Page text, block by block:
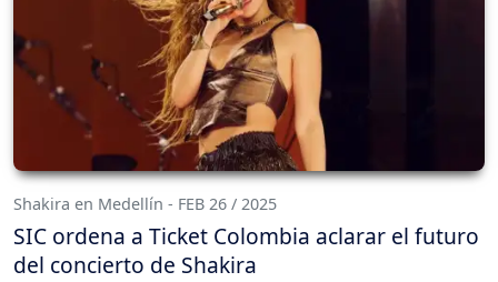
Shakira en Medellín - FEB 26 / 2025
SIC ordena a Ticket Colombia aclarar el futuro
del concierto de Shakira